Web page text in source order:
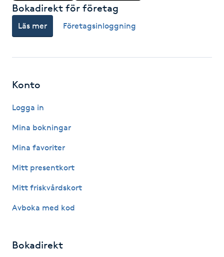
Gravidyoga
Gua Sha-massage
Headspa
Healing
Herrklippning
Bokadirekt för företag
Läs mer Företagsinloggning
Konto
Logga in
Mina bokningar
Mina favoriter
Mitt presentkort
Mitt friskvårdskort
Avboka med kod
Bokadirekt